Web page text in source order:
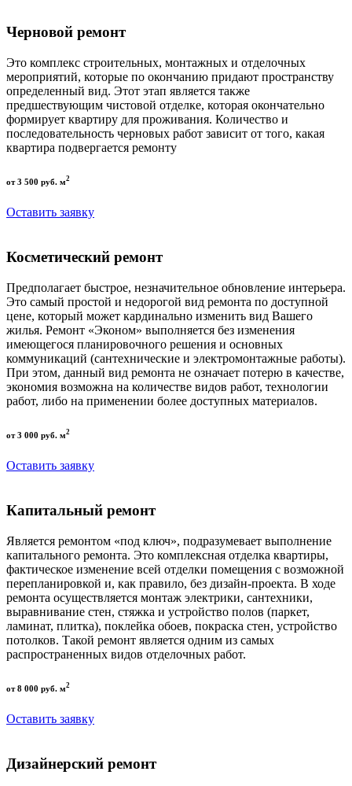
Черновой ремонт
Это комплекс строительных, монтажных и отделочных
мероприятий, которые по окончанию придают пространству
определенный вид. Этот этап является также
предшествующим чистовой отделке, которая окончательно
формирует квартиру для проживания. Количество и
последовательность черновых работ зависит от того, какая
квартира подвергается ремонту
от 3 500 руб. м2
Оставить заявку
Косметический ремонт
Предполагает быстрое, незначительное обновление интерьера.
Это самый простой и недорогой вид ремонта по доступной
цене, который может кардинально изменить вид Вашего
жилья. Ремонт «Эконом» выполняется без изменения
имеющегося планировочного решения и основных
коммуникаций (сантехнические и электромонтажные работы).
При этом, данный вид ремонта не означает потерю в качестве,
экономия возможна на количестве видов работ, технологии
работ, либо на применении более доступных материалов.
от 3 000 руб. м2
Оставить заявку
Капитальный ремонт
Является ремонтом «под ключ», подразумевает выполнение
капитального ремонта. Это комплексная отделка квартиры,
фактическое изменение всей отделки помещения с возможной
перепланировкой и, как правило, без дизайн-проекта. В ходе
ремонта осуществляется монтаж электрики, сантехники,
выравнивание стен, стяжка и устройство полов (паркет,
ламинат, плитка), поклейка обоев, покраска стен, устройство
потолков. Такой ремонт является одним из самых
распространенных видов отделочных работ.
от 8 000 руб. м2
Оставить заявку
Дизайнерский ремонт